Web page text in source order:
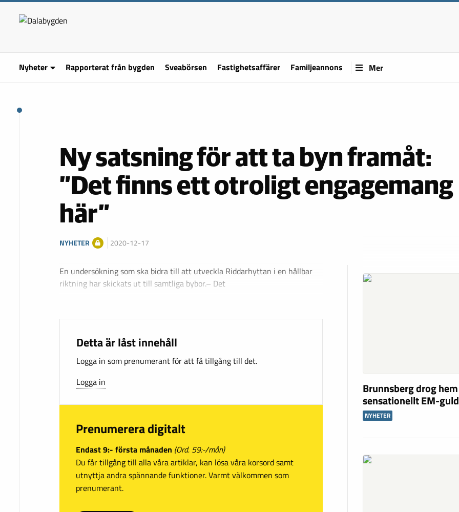
Nyheter Rapporterat från bygden Sveabörsen Fastighetsaffärer Familjeannons Mer
Ny satsning för att ta byn framåt:
”Det finns ett otroligt engagemang
här”
NYHETER 2020-12-17
En undersökning som ska bidra till att utveckla Riddarhyttan i en hållbar
riktning har skickats ut till samtliga bybor.– Det
Detta är låst innehåll
Logga in som prenumerant för att få tillgång till det.
Logga in
Prenumerera digitalt
Endast 9:- första månaden (Ord. 59:-/mån)
Du får tillgång till alla våra artiklar, kan lösa våra korsord samt
utnyttja andra spännande funktioner. Varmt välkommen som
prenumerant.
Brunnsberg drog hem
sensationellt EM-guld
NYHETER